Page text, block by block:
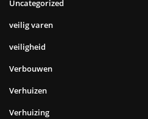
Uncategorized
veilig varen
veiligheid
Verbouwen
Verhuizen
Verhuizing